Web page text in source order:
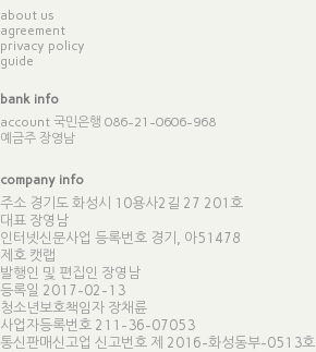
about us
agreement
privacy policy
guide
bank info
account 국민은행 086-21-0606-968
예금주 장영남
company info
주소 경기도 화성시 10용사2길 27 201호
대표 장영남
인터넷신문사업 등록번호 경기, 아51478
제호 캣랩
발행인 및 편집인 장영남
등록일 2017-02-13
청소년보호책임자 장채륜
사업자등록번호 211-36-07053
통신판매신고업 신고번호 제 2016-화성동부-0513호